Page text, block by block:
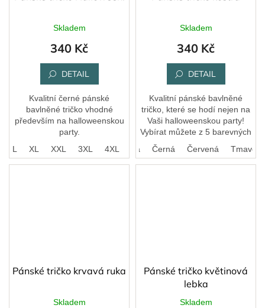
Skladem
340 Kč
DETAIL
Kvalitní černé pánské
bavlněné tričko vhodné
především na halloweenskou
party.
L XL XXL 3XL 4XL
Skladem
340 Kč
DETAIL
Kvalitní pánské bavlněné
tričko, které se hodí nejen na
Vaši halloweenskou party!
Vybírat můžete z 5 barevných
variant.
Bílá Královská modrá Černá Červená Tmavě
Pánské tričko krvavá ruka
Skladem
Pánské tričko květinová
lebka
Skladem